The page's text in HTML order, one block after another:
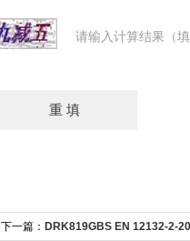
请输入计算结果（
下一篇： DRK819GBS EN 12132-2-